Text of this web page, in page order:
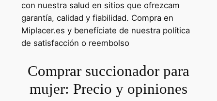
con nuestra salud en sitios que ofrezcam
garantía, calidad y fiabilidad. Compra en
Miplacer.es y benefíciate de nuestra política
de satisfacción o reembolso
Comprar succionador para
mujer: Precio y opiniones